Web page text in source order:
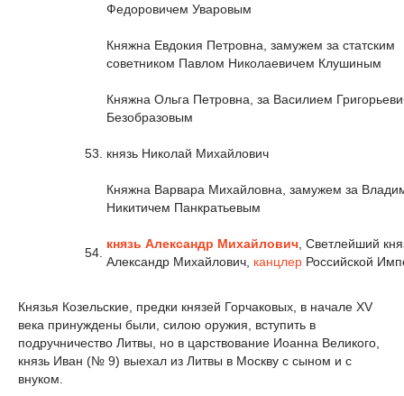
Федоровичем Уваровым
Княжна Евдокия Петровна, замужем за статским
советником Павлом Николаевичем Клушиным
Княжна Ольга Петровна, за Василием
Безобразовым
53. князь Николай Михайлович
Княжна Варвара Михайловна, замужем за
Никитичем Панкратьевым
54.
князь Александр Михайлович , Светлейший
Александр Михайлович, канцлер Российской
Князья Козельские, предки князей Горчаковых, в начале XV
века принуждены были, силою оружия, вступить в
подручничество Литвы, но в царствование Иоанна Великого,
князь Иван (№ 9) выехал из Литвы в Москву с сыном и с
внуком.